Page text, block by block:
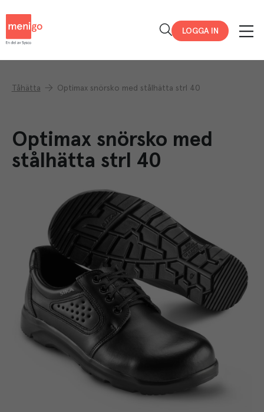
LOGGA IN
Tåhätta Optimax snörsko med stålhätta strl 40
Optimax snörsko med
stålhätta strl 40